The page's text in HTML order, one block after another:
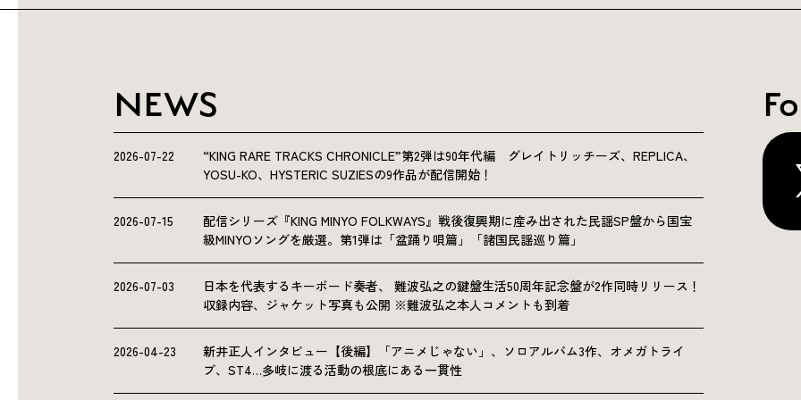
NEWS
2026-07-22
“KING RARE TRACKS CHRONICLE”第2弾は90年代編 グレイトリッチーズ、REPLICA、
YOSU-KO、HYSTERIC SUZIESの9作品が配信開始！
2026-07-15
配信シリーズ『KING MINYO FOLKWAYS』戦後復興期に産み出された民謡SP盤から国宝
級MINYOソングを厳選。第1弾は「盆踊り唄篇」「諸国民謡巡り篇」
2026-07-03
日本を代表するキーボード奏者、 難波弘之の鍵盤生活50周年記念盤が2作同時リリース！
収録内容、ジャケット写真も公開 ※難波弘之本人コメントも到着
2026-04-23
新井正人インタビュー【後編】「アニメじゃない」、ソロアルバム3作、オメガトライ
ブ、ST4…多岐に渡る活動の根底にある一貫性